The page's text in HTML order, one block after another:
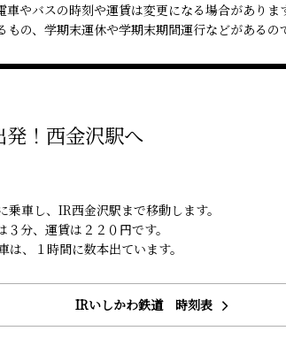
車やバスの時刻や運賃は変更になる場合があり
の、学期末運休や学期末期間運行などがあるの
！西金沢駅へ
車し、IR西金沢駅まで移動します。
分、運賃は２２０円です。
、１時間に数本出ています。
IRいしかわ鉄道 時刻表